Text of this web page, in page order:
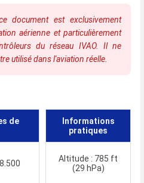
document est exclusivement
aérienne et particulièrement
du réseau IVAO. Il ne
utilisé dans l'aviation réelle.
de
Informations
pratiques
Altitude : 785 ft
(29 hPa)